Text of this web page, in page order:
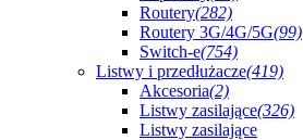
Routery(282)
Routery 3G/4G/5G(99)
Switch-e(754)
Listwy i przedłużacze(419)
Akcesoria(2)
Listwy zasilające(326)
Listwy zasilające